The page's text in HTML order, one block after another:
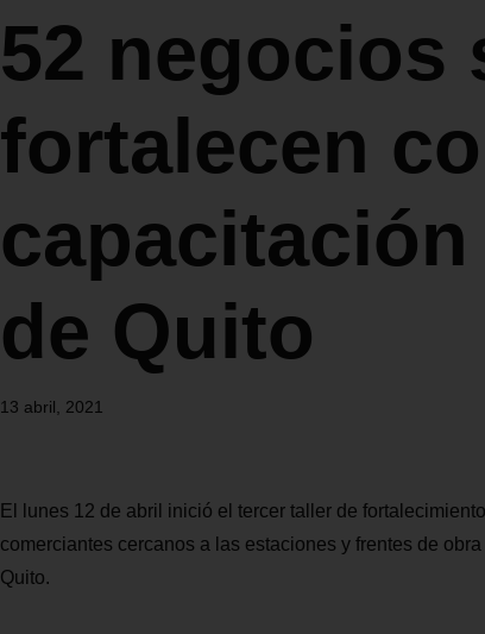
52 negocios
fortalecen
de Quito
13 abril, 2021
El lunes 12 de abril inició el tercer taller de
comerciantes cercanos a las estaciones y frentes de
Quito.